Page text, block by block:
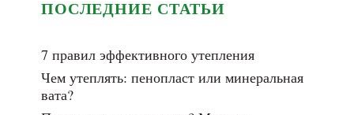
ПОСЛЕДНИЕ СТАТЬИ
7 правил эффективного утепления
Чем утеплять: пенопласт или минеральная
вата?